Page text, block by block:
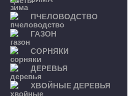
ПЧЕЛОВОДСТВО
ГАЗОН
СОРНЯКИ
ДЕРЕВЬЯ
ХВОЙНЫЕ ДЕРЕВЬЯ